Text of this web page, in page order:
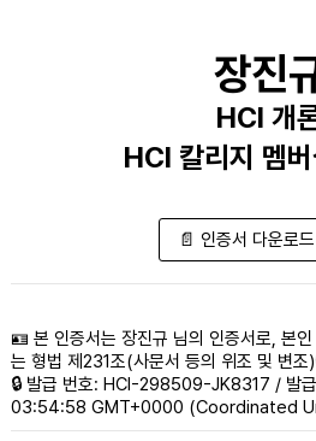
장진
HCI 개
HCI 칼리지 멤
📄 인증서 다운로
🪪 본 인증서는 장진규 님의 인증서로, 본
는 형법 제231조(사문서 등의 위조 및 변조
🔒 발급 번호: HCI-298509-JK8317 / 발
03:54:58 GMT+0000 (Coordinated